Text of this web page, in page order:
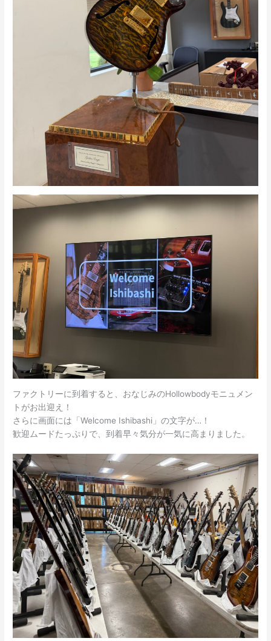
ファクトリーに到着すると、おなじみのHollowbodyモニュメン
トがお出迎え！
さらに画面には「Welcome Ishibashi」の文字が…！
歓迎ムードたっぷりで、到着早々気分が一気に高まりました。